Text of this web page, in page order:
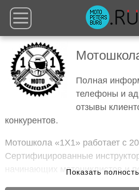
Полная
телефоны и
отзывы
конкурентов.
Мотошкола «1X1» работает с
Сертифицированные
начинающих мотоциклистов и